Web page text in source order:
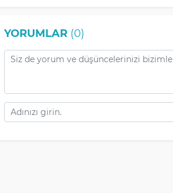
YORUMLAR(0)